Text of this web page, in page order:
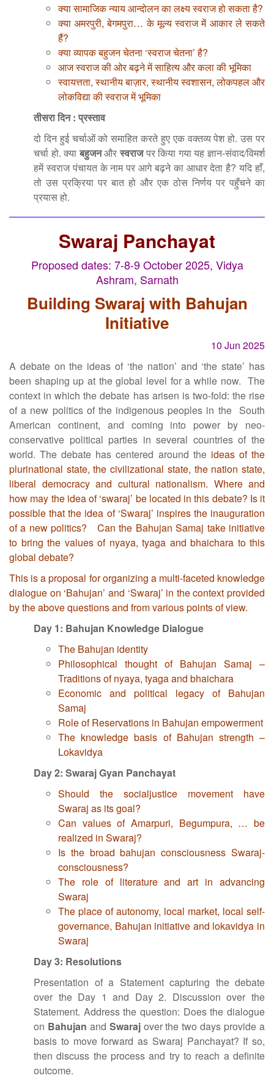
क्या सामाजिक न्याय आन्दोलन का लक्ष्य स्वराज हो सकता है?
क्या अमरपुरी, बेगमपुरा… के मूल्य स्वराज में आकार ले सकते
हैं?
क्या व्यापक बहुजन चेतना ‘स्वराज चेतना’ है?
आज स्वराज की ओर बढ़ने में साहित्य और कला की भूमिका
स्वायत्तता, स्थानीय बाज़ार, स्थानीय स्वशासन, लोकपहल और
लोकविद्या की स्वराज में भूमिका
तीसरा दिन : प्रस्ताव
दो दिन हुई चर्चाओं को समाहित करते हुए एक वक्तव्य पेश हो. उस पर
चर्चा हो. क्याबहुजनऔरस्वराजपर किया गया यह ज्ञान-संवाद/विमर्श
हमें स्वराज पंचायत के नाम पर आगे बढ़ने का आधार देता है? यदि हाँ,
तो उस प्रक्रिया पर बात हो और एक ठोस निर्णय पर पहुँचने का
प्रयास हो.
Swaraj Panchayat
Proposed dates: 7-8-9 October 2025, Vidya
Ashram, Sarnath
Building Swaraj with Bahujan
Initiative
10 Jun 2025
A debate on the ideas of ‘the nation’ and ‘the state’ has
been shaping up at the global level for a while now. The
context in which the debate has arisen is two-fold: the rise
of a new politics of the indigenous peoples in the South
American continent, and coming into power by neo-
conservative political parties in several countries of the
world. The debate has centered around the ideas of the
plurinational state, the civilizational state, the nation state,
liberal democracy and cultural nationalism. Where and
how may the idea of ‘swaraj’ be located in this debate? Is it
possible that the idea of ‘Swaraj’ inspires the inauguration
of a new politics? Can the Bahujan Samaj take initiative
to bring the values of nyaya, tyaga and bhaichara to this
global debate?
This is a proposal for organizing a multi-faceted knowledge
dialogue on ‘Bahujan’ and ‘Swaraj’ in the context provided
by the above questions and from various points of view.
Day 1: Bahujan Knowledge Dialogue
The Bahujan identity
Philosophical thought of Bahujan Samaj –
Traditions of nyaya, tyaga and bhaichara
Economic and political legacy of Bahujan
Samaj
Role of Reservations in Bahujan empowerment
The knowledge basis of Bahujan strength –
Lokavidya
Day 2: Swaraj Gyan Panchayat
Should the socialjustice movement have
Swaraj as its goal?
Can values of Amarpuri, Begumpura, … be
realized in Swaraj?
Is the broad bahujan consciousness Swaraj-
consciousness?
The role of literature and art in advancing
Swaraj
The place of autonomy, local market, local self-
governance, Bahujan initiative and lokavidya in
Swaraj
Day 3: Resolutions
Presentation of a Statement capturing the debate
over the Day 1 and Day 2. Discussion over the
Statement. Address the question: Does the dialogue
on Bahujan and Swarajover the two days provide a
basis to move forward as Swaraj Panchayat? If so,
then discuss the process and try to reach a definite
outcome.